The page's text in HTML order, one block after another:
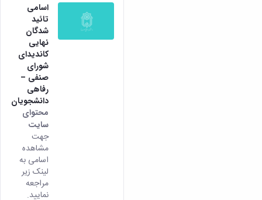
اسامی
تائید
شدگان
نهایی
کاندیدای
شورای
صنفی –
رفاهی
دانشجویان
محتوای
سایت
جهت
مشاهده
اسامی به
لینک زیر
مراجعه
نمایید.